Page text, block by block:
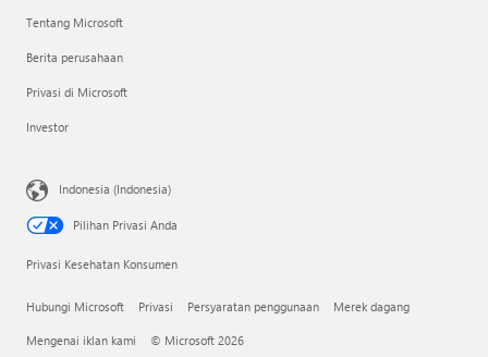
Tentang Microsoft
Berita perusahaan
Privasi di Microsoft
Investor
Indonesia (Indonesia)
Pilihan Privasi Anda
Privasi Kesehatan Konsumen
Hubungi Microsoft Privasi Persyaratan penggunaan Merek dagang
Mengenai iklan kami © Microsoft 2026